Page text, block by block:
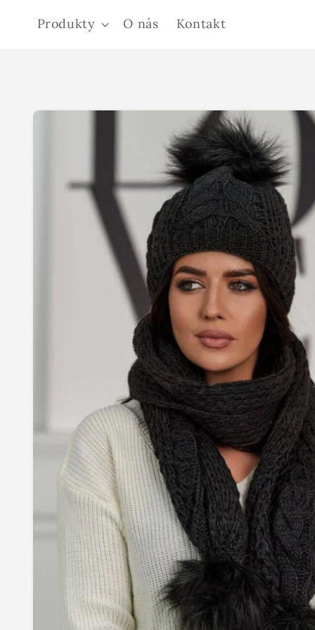
obsahu
Produkty O nás Kontakt
Přejít na